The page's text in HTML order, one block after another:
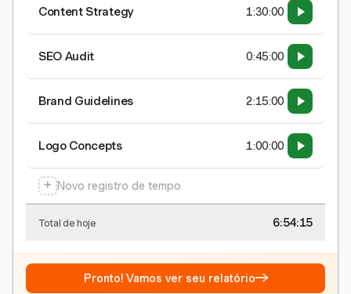
Content Strategy 1:30:00
SEO Audit 0:45:00
Brand Guidelines 2:15:00
Logo Concepts 1:00:00
+ Novo registro de tempo
Total de hoje 6:54:16
Pronto! Vamos ver seu relatório→